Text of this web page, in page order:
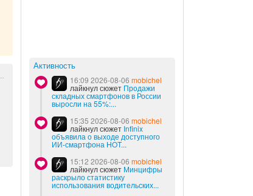
Активность
16:09 2026-08-06 mobichel
лайкнул сюжет Продажи
складных смартфонов в России
выросли на 55%:...
15:35 2026-08-06 mobichel
лайкнул сюжет Infinix
объявила о выходе доступного
ИИ-смартфона HOT...
15:12 2026-08-06 mobichel
лайкнул сюжет Минцифры
раскрыло статистику
использования водительских...